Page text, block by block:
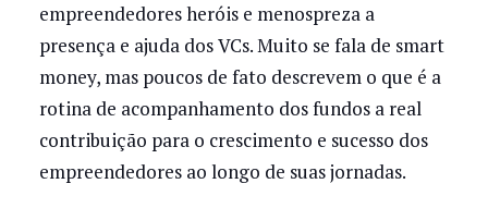
empreendedores heróis e menospreza a
presença e ajuda dos VCs. Muito se fala de smart
money, mas poucos de fato descrevem o que é a
rotina de acompanhamento dos fundos a real
contribuição para o crescimento e sucesso dos
empreendedores ao longo de suas jornadas.